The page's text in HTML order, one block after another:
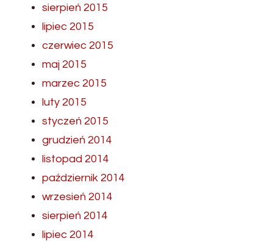
sierpień 2015
lipiec 2015
czerwiec 2015
maj 2015
marzec 2015
luty 2015
styczeń 2015
grudzień 2014
listopad 2014
październik 2014
wrzesień 2014
sierpień 2014
lipiec 2014